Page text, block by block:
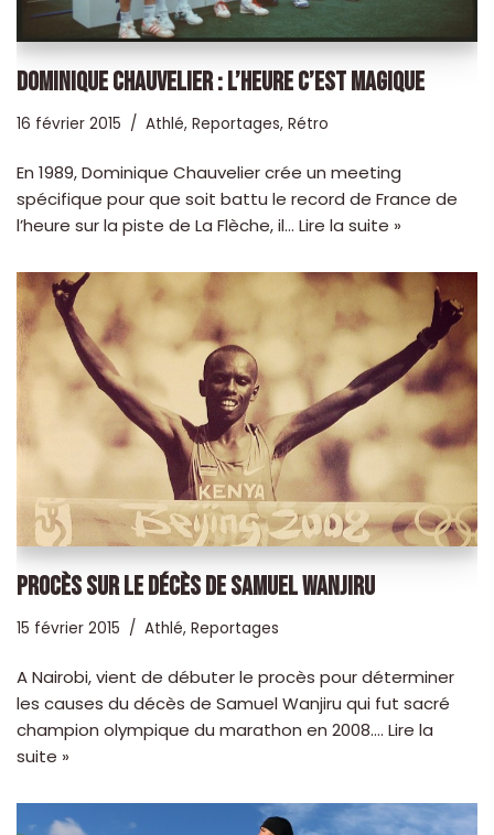
DOMINIQUE CHAUVELIER : L’HEURE C’EST MAGIQUE
16 février 2015 Athlé, Reportages, Rétro
En 1989, Dominique Chauvelier crée un meeting
spécifique pour que soit battu le record de France de
l’heure sur la piste de La Flèche, il… Lire la suite »
PROCÈS SUR LE DÉCÈS DE SAMUEL WANJIRU
15 février 2015 Athlé, Reportages
A Nairobi, vient de débuter le procès pour déterminer
les causes du décès de Samuel Wanjiru qui fut sacré
champion olympique du marathon en 2008.… Lire la
suite »